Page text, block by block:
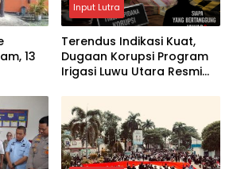
13
Input Lutra
Terendus Indikasi Kuat,
Dugaan Korupsi Program
Irigasi Luwu Utara Resmi